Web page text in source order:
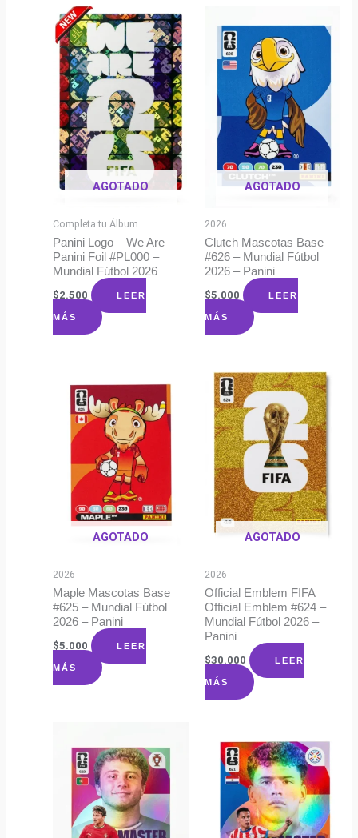
AGOTADO
Completa tu Álbum
Panini Logo – We Are
Panini Foil #PL000 –
Mundial Fútbol 2026
$2.500 LEER
MÁS
AGOTADO
2026
Clutch Mascotas Base
#626 – Mundial Fútbol
2026 – Panini
$5.000 LEER
MÁS
AGOTADO
2026
Maple Mascotas Base
#625 – Mundial Fútbol
2026 – Panini
$5.000 LEER
MÁS
AGOTADO
2026
Official Emblem FIFA
Official Emblem #624 –
Mundial Fútbol 2026 –
Panini
$30.000 LEER
MÁS